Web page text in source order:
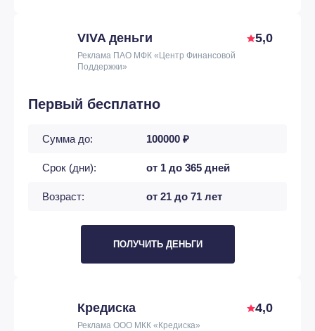
VIVA деньги 5,0
Реклама ПАО МФК «Центр Финансовой
Поддержки»
Первый бесплатно
Сумма до: 100000 ₽
Срок (дни): от 1 до 365 дней
Возраст: от 21 до 71 лет
ПОЛУЧИТЬ ДЕНЬГИ
Кредиска 4,0
Реклама ООО МКК «Кредиска»